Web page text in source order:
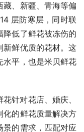
藏、新疆、青海等偏
层防寒层，同时联
降低了鲜花被冻伤的
新鲜优质的花材。这
水平，也是米贝鲜花
针对花店、婚庆、
化的鲜花质量解决方
景的需求，匹配对应